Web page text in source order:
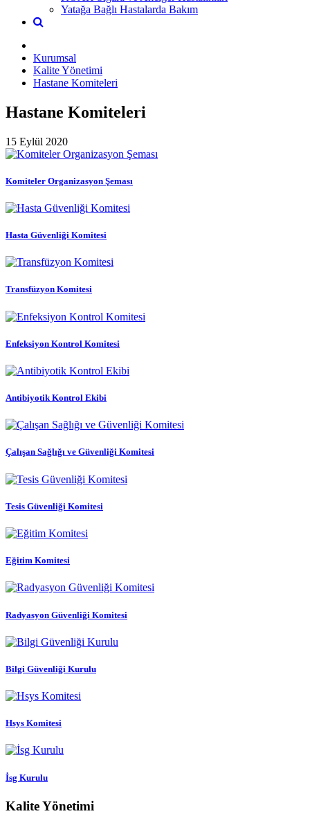
Yatağa Bağlı Hastalarda Bakım
Kurumsal
Kalite Yönetimi
Hastane Komiteleri
Hastane Komiteleri
15 Eylül 2020
Komiteler Organizasyon Şeması
Hasta Güvenliği Komitesi
Transfüzyon Komitesi
Enfeksiyon Kontrol Komitesi
Antibiyotik Kontrol Ekibi
Çalışan Sağlığı ve Güvenliği Komitesi
Tesis Güvenliği Komitesi
Eğitim Komitesi
Radyasyon Güvenliği Komitesi
Bilgi Güvenliği Kurulu
Hsys Komitesi
İsg Kurulu
Kalite Yönetimi